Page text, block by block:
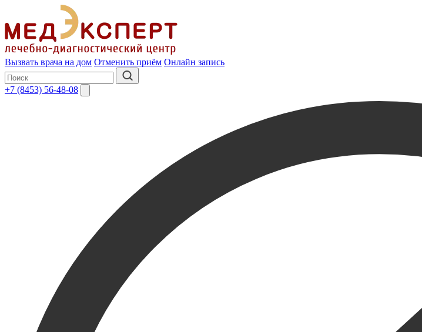
Вызвать врача на дом Отменить приём Онлайн запись
+7 (8453) 56-48-08